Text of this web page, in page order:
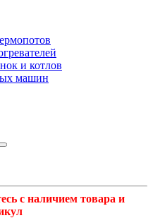
и котлов
машин
с наличием товара и